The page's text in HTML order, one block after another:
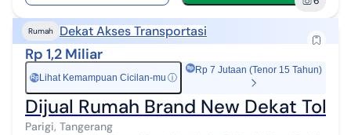
Rumah Dekat Akses Transportasi
Rp 1,2 Miliar
Rp Lihat Kemampuan Cicilan-mu ⓘ
Rp 7 Jutaan (Tenor 15 Tahun)
Dijual Rumah Brand New Dekat Tol
Parigi, Tangerang